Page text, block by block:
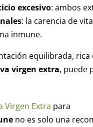
excesivo: ambos
: la carencia de
inmune.
equilibrada,
virgen extra, puede
Virgen Extra para
no es solo una